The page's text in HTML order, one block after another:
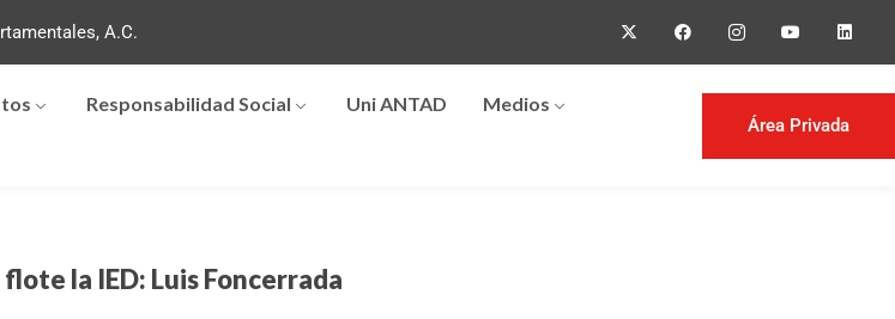
A.C.
Responsabilidad Social Uni ANTAD
Medios
Área Privada
la IED: Luis Foncerrada